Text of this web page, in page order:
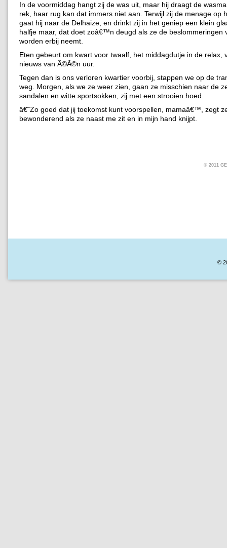
In de voormiddag hangt zij de was uit, maar hij draagt de
rek, haar rug kan dat immers niet aan. Terwijl zij de menage op
gaat hij naar de Delhaize, en drinkt zij in het geniep een klein
halfje maar, dat doet zoâ€™n deugd als ze de beslommeringen
worden erbij neemt.
Eten gebeurt om kwart voor twaalf, het middagdutje in de relax,
nieuws van Ã©Ã©n uur.
Tegen dan is ons verloren kwartier voorbij, stappen we op de
weg. Morgen, als we ze weer zien, gaan ze misschien naar de
sandalen en witte sportsokken, zij met een strooien hoed.
â€˜Zo goed dat jij toekomst kunt voorspellen, mamaâ€™, zegt
bewonderend als ze naast me zit en in mijn hand knijpt.
© 2011
©